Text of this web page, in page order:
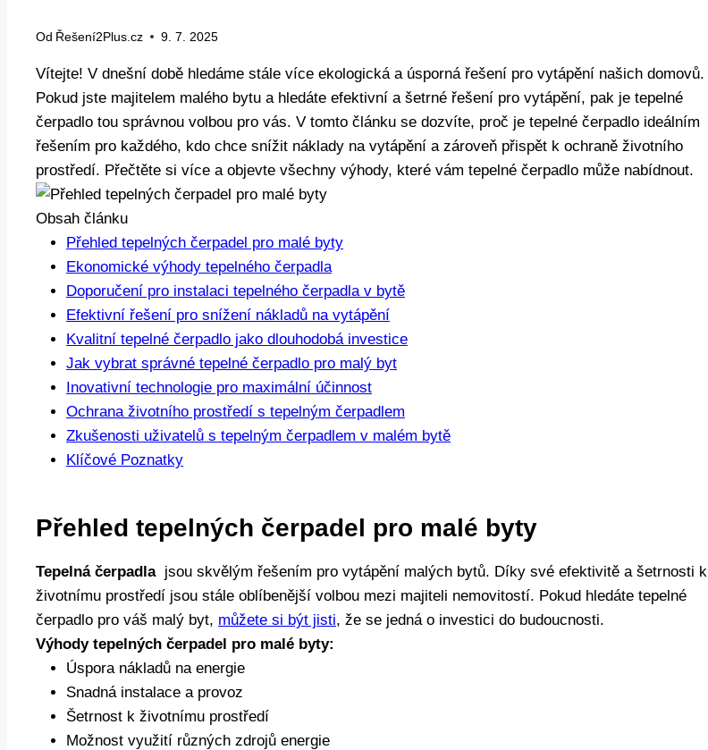
Od Řešení2Plus.cz 9. 7. 2025
Vítejte! V⁤ dnešní době hledáme stále více ekologická a úsporná řešení pro vytápění našich domovů.
Pokud ⁤jste⁤ majitelem malého bytu a⁣ hledáte efektivní a šetrné řešení pro vytápění, pak je tepelné
⁣čerpadlo tou správnou⁢ volbou pro vás. V‍ tomto článku se ⁣dozvíte, ⁢proč je tepelné čerpadlo ideálním
řešením pro každého, ‌kdo ⁤chce snížit náklady na vytápění a zároveň‍ přispět k ochraně životního
prostředí. Přečtěte si více a objevte všechny výhody, které vám ‌tepelné‍ čerpadlo může nabídnout.
Obsah článku
Přehled tepelných čerpadel pro⁢ malé byty
Ekonomické⁣ výhody tepelného⁤ čerpadla
Doporučení pro instalaci tepelného čerpadla v bytě
Efektivní řešení pro snížení nákladů na vytápění
Kvalitní tepelné čerpadlo jako dlouhodobá investice
Jak vybrat správné tepelné čerpadlo pro malý ⁢byt
Inovativní technologie pro‌ maximální účinnost
Ochrana životního prostředí⁢ s ​tepelným čerpadlem
Zkušenosti uživatelů s tepelným ‍čerpadlem ⁤v malém bytě
Klíčové Poznatky
Přehled tepelných čerpadel pro⁢ malé byty
Tepelná čerpadla⁤ jsou skvělým řešením pro‍ vytápění malých bytů. Díky své efektivitě a šetrnosti k
⁤životnímu prostředí ‌jsou stále oblíbenější‍ volbou mezi majiteli nemovitostí. Pokud hledáte tepelné
čerpadlo pro váš malý‌ byt, ‌ můžete si být jisti, ‍že se jedná o investici do budoucnosti.
Výhody ‌tepelných čerpadel pro malé byty:
Úspora​ nákladů na energie
Snadná ​instalace ⁢a provoz
Šetrnost k životnímu prostředí
Možnost využití různých zdrojů energie